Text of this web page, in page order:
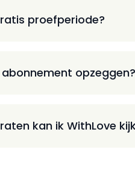
proefperiode?
abonnement opzeggen?
kan ik WithLove